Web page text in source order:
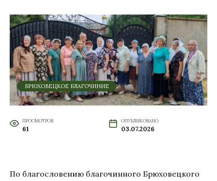
БРЮХОВЕЦКОЕ БЛАГОЧИНИЕ
ПРОСМОТРОВ
61
ОПУБЛИКОВАНО
03.07.2026
По благословению благочинного Брюховецкого